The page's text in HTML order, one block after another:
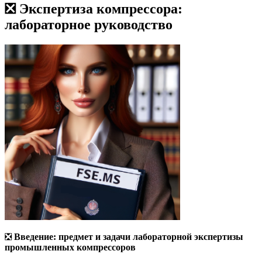
❎ Экспертиза компрессора:
лабораторное руководство
❎ Введение: предмет и задачи лабораторной экспертизы
промышленных компрессоров